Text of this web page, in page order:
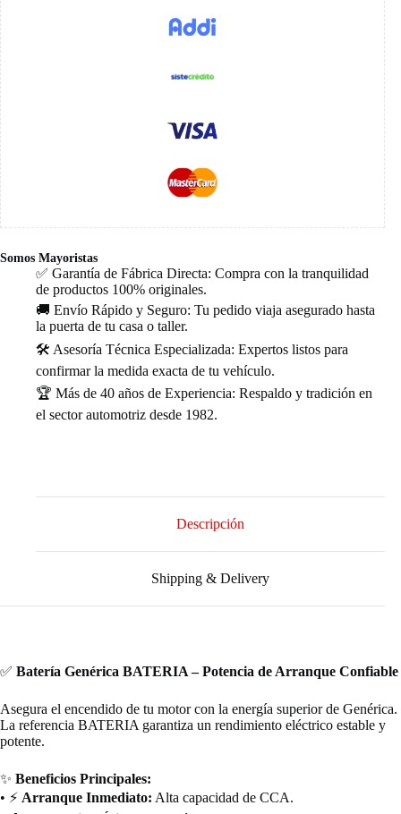
Somos Mayoristas
✅ Garantía de Fábrica Directa: Compra con la tranquilidad
de productos 100% originales.
🚚 Envío Rápido y Seguro: Tu pedido viaja asegurado hasta
la puerta de tu casa o taller.
🛠️ Asesoría Técnica Especializada: Expertos listos para
confirmar la medida exacta de tu vehículo.
🏆 Más de 40 años de Experiencia: Respaldo y tradición en
el sector automotriz desde 1982.
Descripción
Shipping & Delivery
✅ Batería Genérica BATERIA – Potencia de Arranque Confiable
Asegura el encendido de tu motor con la energía superior de Genérica.
La referencia BATERIA garantiza un rendimiento eléctrico estable y
potente.
✨ Beneficios Principales:
• ⚡ Arranque Inmediato: Alta capacidad de CCA.